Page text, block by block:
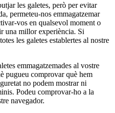
les galetes, però per evitar
permeteu-nos emmagatzemar
vos en qualsevol moment o
una millor experiència. Si
les galetes establertes al nostre
emmagatzemades al vostre
pugueu comprovar què hem
no podem mostrar ni
Podeu comprovar-ho a la
navegador.